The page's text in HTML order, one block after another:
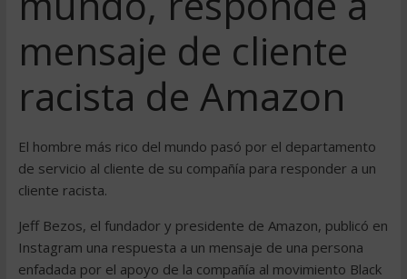
mensaje de cliente
racista de Amazon
El hombre más rico del mundo pasó por el departamento
de servicio al cliente de su compañía para responder a un
cliente racista.
Jeff Bezos, el fundador y presidente de Amazon, publicó en
Instagram una respuesta a un mensaje de una persona
enfadada por el apoyo de la compañía al movimiento Black